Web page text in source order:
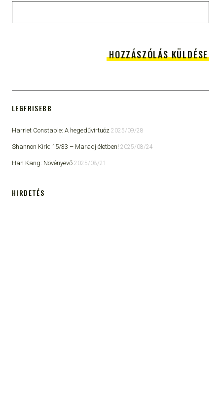
LEGFRISEBB
Harriet Constable: A hegedűvirtuóz 2025/09/28
Shannon Kirk: 15/33 ​– Maradj életben! 2025/08/24
Han Kang: Növényevő 2025/08/21
HIRDETÉS